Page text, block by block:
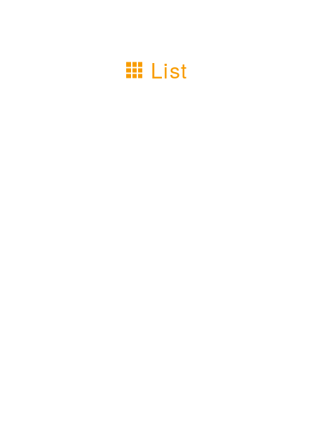
List